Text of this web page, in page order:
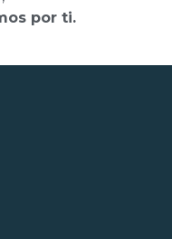
por ti.